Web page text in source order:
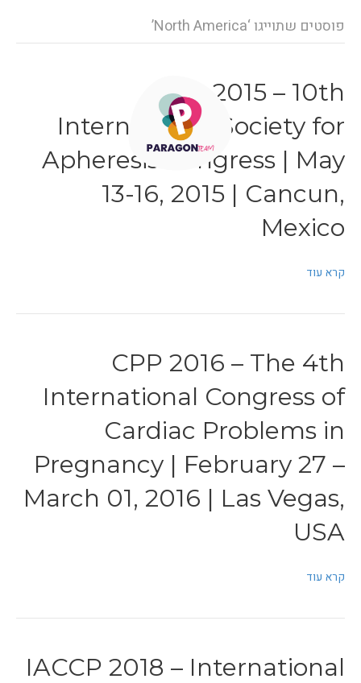
פוסטים שתוייגו ‘North America’
ISFA 2015 – 10th
International Society for
Apheresis Congress | May
13-16, 2015 | Cancun,
Mexico
קרא עוד
CPP 2016 – The 4th
International Congress of
Cardiac Problems in
Pregnancy | February 27 –
March 01, 2016 | Las Vegas,
USA
קרא עוד
IACCP 2018 – International